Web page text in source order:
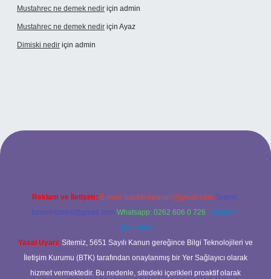
Mustahrec ne demek nedir için admin
Mustahrec ne demek nedir için Ayaz
Dimiski nedir için admin
tulipbett.net/
Reklam ve İletişim: E-mail: backlinkpaneli@gmail.com Teams:
forumhizmeti@gmail.com Whatsapp: 0262 606 0 726 Telegram:
@karabul
Yasal Uyarı: Sitemiz, 5651 Sayılı Kanun gereğince Bilgi Teknolojileri ve
İletişim Kurumu (BTK) tarafından onaylanmış bir Yer Sağlayıcı olarak
hizmet vermektedir. Bu nedenle, sitedeki içerikleri proaktif olarak